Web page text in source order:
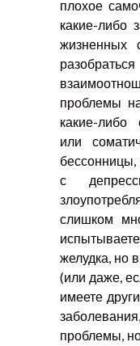
плохое
какие-либо
жизненных
проблемы
какие-либо
или
с
слишком
желудка, но
(или даже,
имеете
проблемы,